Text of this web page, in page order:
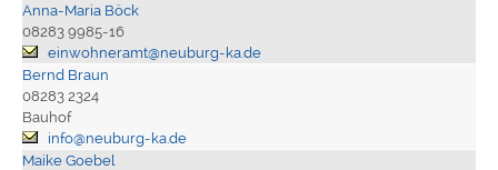
Anna-Maria Böck
08283 9985-16
einwohneramt@neuburg-ka.de
Bernd Braun
08283 2324
Bauhof
info@neuburg-ka.de
Maike Goebel